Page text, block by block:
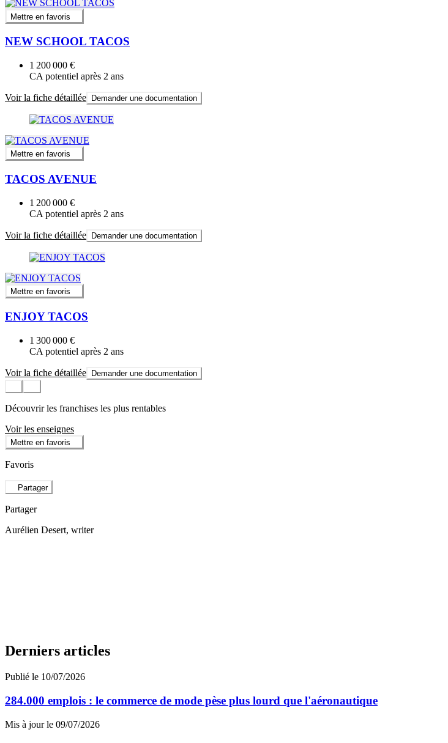
Mettre en favoris
NEW SCHOOL TACOS
1 200 000 €
CA potentiel après 2 ans
Voir la fiche détaillée Demander une documentation
Mettre en favoris
TACOS AVENUE
1 200 000 €
CA potentiel après 2 ans
Voir la fiche détaillée Demander une documentation
Mettre en favoris
ENJOY TACOS
1 300 000 €
CA potentiel après 2 ans
Voir la fiche détaillée Demander une documentation
Découvrir les franchises les plus rentables
Voir les enseignes
Mettre en favoris
Favoris
Partager
Partager
Aurélien Desert, writer
Derniers articles
Publié le 10/07/2026
284.000 emplois : le commerce de mode pèse plus lourd que l'aéronautique
Mis à jour le 09/07/2026